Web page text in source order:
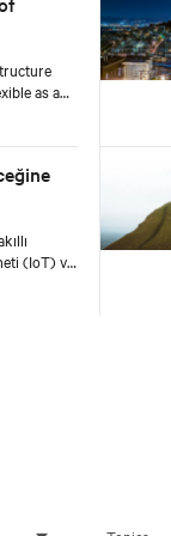
as a
(IoT) ve